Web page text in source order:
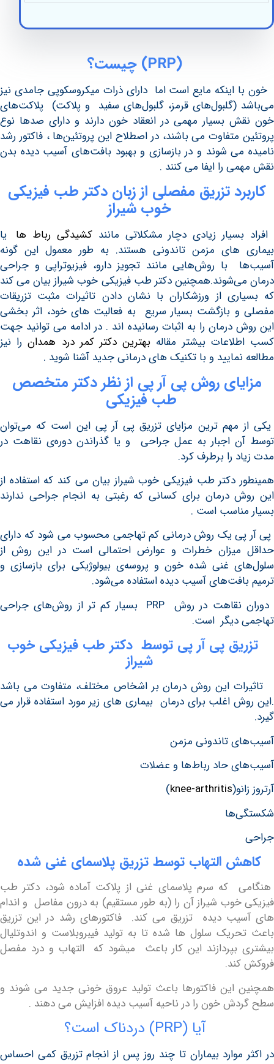
چیست؟
مایع است اما دارای ذرات میکروسکوپی جامدی نیز
(گلبول‌های قرمز، گلبول‌های سفید و پلاکت) پلاکت‌های
بسیار مهمی در انعقاد خون دارند و دارای صدها نوع
متفاوت می باشند، در اصطلاح این پروتئین‌ها ، فاکتور رشد
می شوند و در بازسازی و بهبود بافت‌های آسیب دیده بدن
را ایفا می کنند .
تزریق مفصلی از زبان دکتر طب فیزیکی
خوب شیراز
زیادی دچار مشکلاتی مانند کشیدگی رباط‌ هایا
های مزمن تاندونی هستند. به طور معمول این گونه
با روش‌هایی مانند تجویز دارو، فیزیوتراپی و جراحی
دکتر طب فیزیکی خوب شیراز بیان می کند
از ورزشکاران با نشان دادن تاثیرات مثبت تزریقات
بازگشت بسیار سریع‌ به فعالیت های خود، اثر بخشی
درمان را به اثبات رسانیده اند . در ادامه می توانید جهت
بیشتر مقاله بهترین دکتر کمر درد همدان را نیز
و با تکنیک های درمانی جدید آشنا شوید .
روش پی آر پی از نظر دکتر متخصص
طب فیزیکی
ترین مزایای تزریق پی آر پی این است که می‌توان
اجبار به عمل جراحی و یا گذراندن دوره‌ی نقاهت در
را برطرف کرد.
دکتر طب فیزیکی خوب شیراز بیان می کند که استفاده از
درمان برای کسانی که رغبتی به انجام جراحی ندارند
است .
یک روش درمانی کم تهاجمی محسوب می شود که دارای
خطرات و عوارض احتمالی است در این روش از
غنی شده خون و پروسه‌ی بیولوژیکی برای بازسازی و
آسیب دیده استفاده می‌شود.
دوران نقاهت در روش PRP بسیار کم تر از روش‌های جراحی
دیگر است.
پی آر پی توسط دکتر طب فیزیکی خوب
شیراز
این روش درمان بر اشخاص مختلف، متفاوت می باشد
اغلب برای درمان بیماری های زیر مورد استفاده قرار می
تاندونی مزمن
حاد رباط‌ها و عضلات
knee-arthritis
)
التهاب توسط تزریق پلاسمای غنی شده
که سرم پلاسمای غنی از پلاکت آماده شود، دکتر طب
شیراز آن را (به طور مستقیم) به درون مفاصل و اندام
دیده تزریق می کند. فاکتورهای رشد در این تزریق
سلول ها شده تا به تولید فیبروبلاست و اندوتلیال
بپردازند این کار باعث میشود که التهاب و درد مفصل
این فاکتورها باعث تولید عروق خونی جدید می شوند و
خون را در ناحیه آسیب دیده افزایش می دهند .
موارد بیماران تا چند روز پس از انجام تزریق کمی احساس